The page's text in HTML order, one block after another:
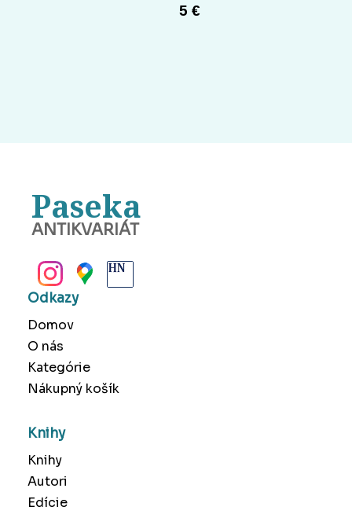
5 €
Paseka
ANTIKVARIÁT
Odkazy
Domov
O nás
Kategórie
Nákupný košík
Knihy
Knihy
Autori
Edície